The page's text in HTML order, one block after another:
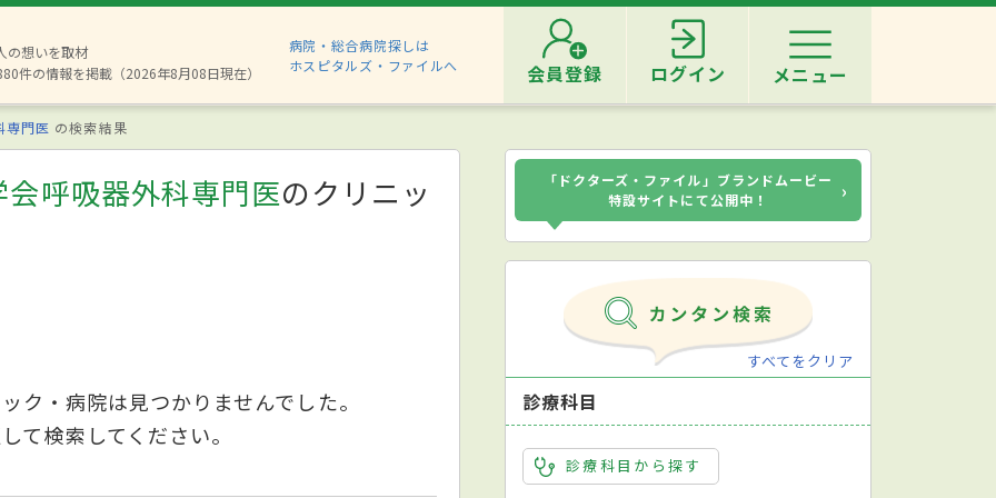
の想いを取材
件の情報を掲載（2026年8月08日現在）
病院・総合病院探しは
ホスピタルズ・ファイルへ
会員登録 ログイン メニュー
専門医 の検索結果
呼吸器外科専門医のクリニッ
ク・病院は見つかりませんでした。
て検索してください。
「ドクターズ・ファイル」ブランドムービー
特設サイトにて公開中！
›
すべてをクリア
診療科目
診療科目から探す